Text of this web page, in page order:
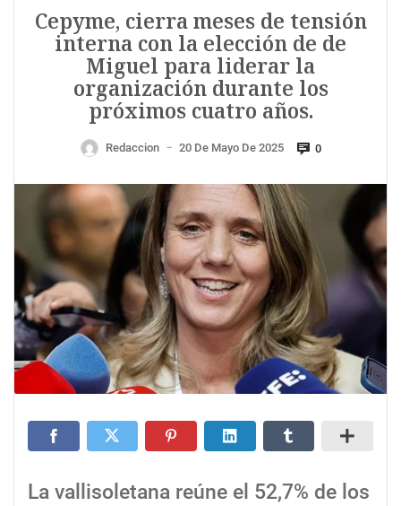
Cepyme, cierra meses de tensión
interna con la elección de de
Miguel para liderar la
organización durante los
próximos cuatro años.
Redaccion — 20 De Mayo De 2025 0
La vallisoletana reúne el 52,7% de los